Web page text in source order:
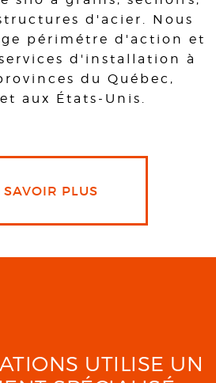
d'acier. Nous
périmétre d'action et
d'installation à
du Québec,
aux États-Unis.
SAVOIR PLUS
UTILISE UN